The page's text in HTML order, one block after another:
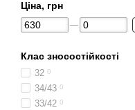
Ціна, грн
Клас зносостійкості
32 0
34/43 0
33/42 0